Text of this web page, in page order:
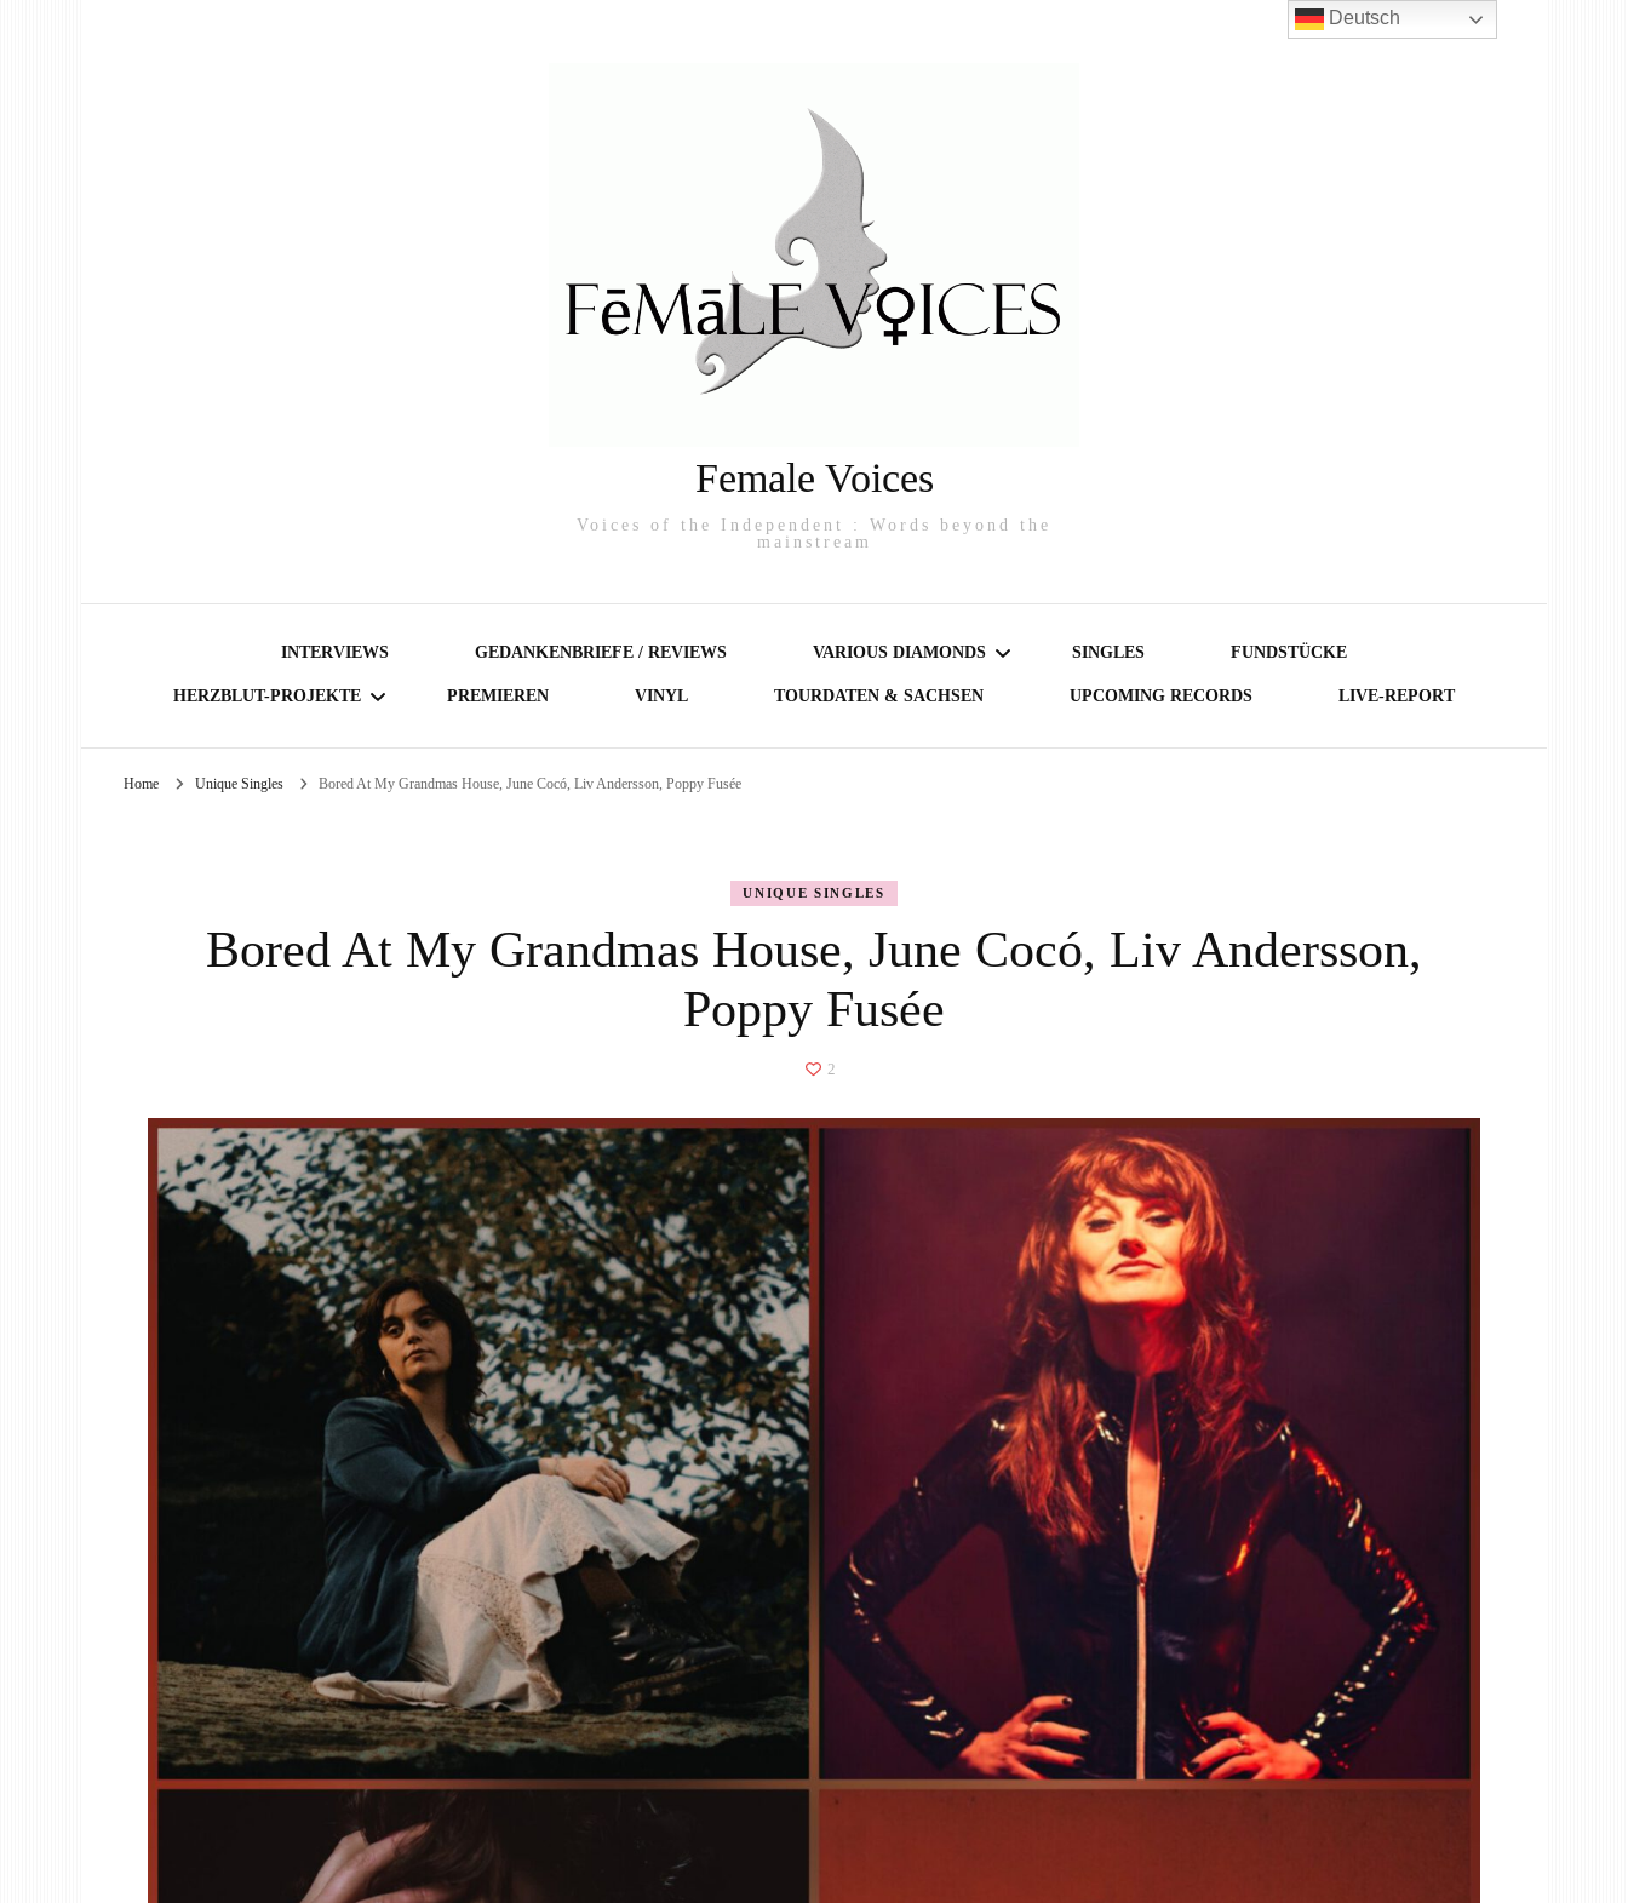
Female Voices
Voices of the Independent : Words beyond the
mainstream
INTERVIEWS GEDANKENBRIEFE / REVIEWS VARIOUS DIAMONDS
AUSTRIAN DIAMONDS
NORDIC DIAMONDS
BRITISH DIAMONDS
DOUBLE DIAMONDS
SINGLES FUNDSTÜCKE
HERZBLUT-PROJEKTE PREMIEREN VINYL TOURDATEN & SACHSEN UPCOMING RECORDS LIVE-REPORT
Home Unique Singles Bored At My Grandmas House, June Cocó, Liv Andersson, Poppy Fusée
UNIQUE SINGLES
Bored At My Grandmas House, June Cocó, Liv Andersson,
Poppy Fusée
2
Deutsch